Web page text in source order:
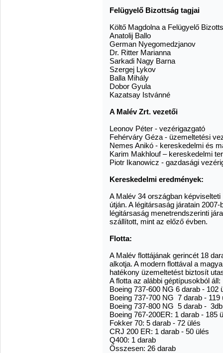
Felügyelő Bizottság tagjai
Költő Magdolna a Felügyelő
Anatolij Ballo
German Nyegomedzjanov
Dr. Ritter Marianna
Sarkadi Nagy Barna
Szergej Lykov
Balla Mihály
Dobor Gyula
Kazatsay Istvánné
A Malév Zrt. vezetői
Leonov Péter - vezérigazgató
Fehérváry Géza - üzemeltetési
Nemes Anikó - kereskedelmi és
Karim Makhlouf – kereskedelmi
Piotr Ikanowicz - gazdasági
Kereskedelmi eredmények:
A Malév 34 országban
útján. A légitársaság járatain
légitársaság menetrendszerinti
szállított, mint az előző évben.
Flotta:
A Malév flottájának gerincét 18
alkotja. A modern flottával a
hatékony üzemeltetést biztosít
A flotta az alábbi géptípusokból áll:
Boeing 737-600 NG 6 darab - 102
Boeing 737-700 NG 7 darab - 119
Boeing 737-800 NG 5 darab -
Boeing 767-200ER: 1 darab - 185
Fokker 70: 5 darab - 72 ülés
CRJ 200 ER: 1 darab - 50 ülés
Q400: 1 darab
Összesen: 26 darab